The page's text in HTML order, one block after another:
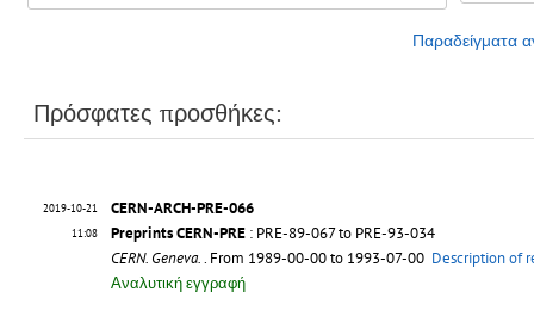
Παραδείγματα
Πρόσφατες προσθήκες:
2019-10-21
11:08
CERN-ARCH-PRE-066
Preprints CERN-PRE : PRE-89-067 to PRE-93-034
CERN. Geneva.. From 1989-00-00 to 1993-07-00 Description of
Αναλυτική εγγραφή